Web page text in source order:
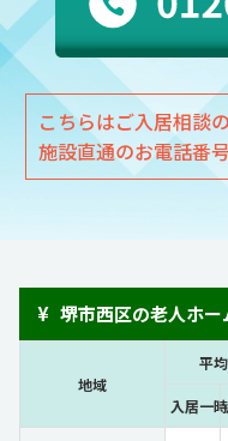
こちらはご入居相談
施設直通のお電話番
¥ 堺市西区の老人ホー
地域
平
入居一